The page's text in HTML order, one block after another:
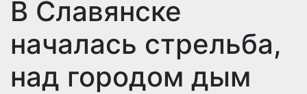
В Славянске
началась стрельба,
над городом дым